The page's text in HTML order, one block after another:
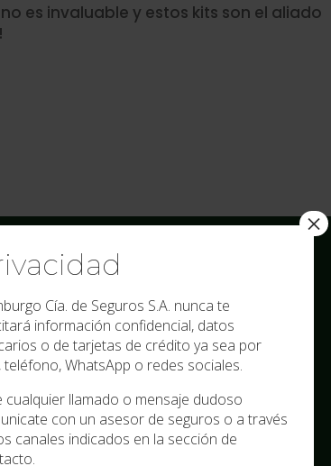
es invaluable y estos kits son el aliado
de
Institucional
La empresa
Agencias
Documentos
Actualidad
Autogestión
Cía. de Seguros S.A. nunca te
información confidencial, datos
o de tarjetas de crédito ya sea por
teléfono, WhatsApp o redes sociales.
cualquier llamado o mensaje dudoso
con un asesor de seguros o a través
canales indicados en la sección de
×